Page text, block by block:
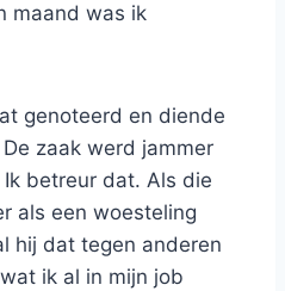
maand was ik
genoteerd en diende
zaak werd jammer
betreur dat. Als die
als een woesteling
hij dat tegen anderen
ik al in mijn job